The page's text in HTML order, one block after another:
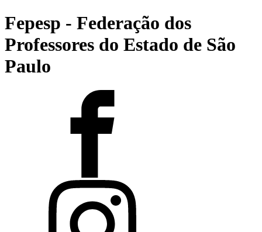
Fepesp - Federação dos
Professores do Estado de São
Paulo